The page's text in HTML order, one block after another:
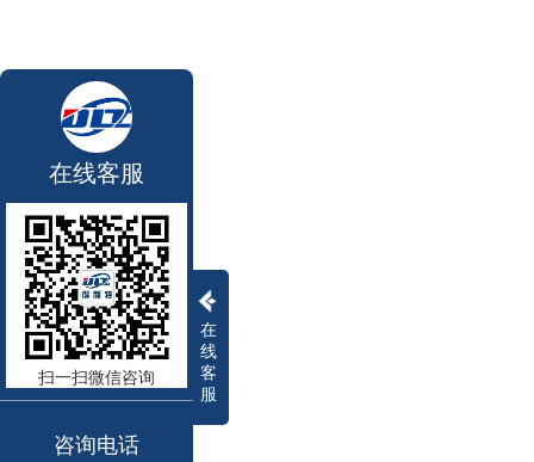
在
线
客
服
在线客服
扫一扫微信咨询
咨询电话